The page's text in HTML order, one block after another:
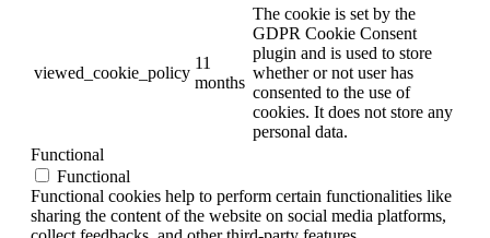
viewed_cookie_policy
11
months
The cookie is set by the
GDPR Cookie Consent
plugin and is used to store
whether or not user has
consented to the use of
cookies. It does not store any
personal data.
Functional
Functional
Functional cookies help to perform certain functionalities like
sharing the content of the website on social media platforms,